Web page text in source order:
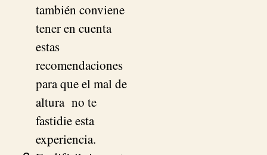
también conviene
tener en cuenta
estas
recomendaciones
para que el mal de
altura no te
fastidie esta
experiencia.